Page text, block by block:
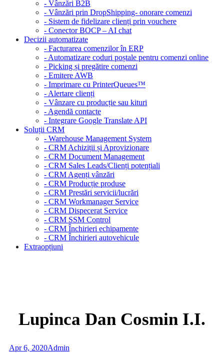
- Vânzări B2B
- Vânzări prin DropShipping- onorare comenzi
- Sistem de fidelizare clienți prin vouchere
- Conector BOCP – AI chat
Decizii automatizate
- Facturarea comenzilor în ERP
- Automatizare coduri poștale pentru comenzi online
- Picking și pregătire comenzi
- Emitere AWB
- Imprimare cu PrinterQueues™
- Alertare clienți
- Vânzare cu producție sau kituri
- Agendă contacte
- Integrare Google Translate API
Soluții CRM
- Warehouse Management System
- CRM Achiziții și Aprovizionare
- CRM Document Management
- CRM Sales Leads/Clienți potențiali
- CRM Agenți vânzări
- CRM Producție produse
- CRM Prestări servicii/lucrări
- CRM Workmanager Service
- CRM Dispecerat Service
- CRM SSM Control
- CRM Închirieri echipamente
- CRM Închirieri autovehicule
Extraopțiuni
Lupinca Dan Cosmin I.I.
Apr 6, 2020Admin